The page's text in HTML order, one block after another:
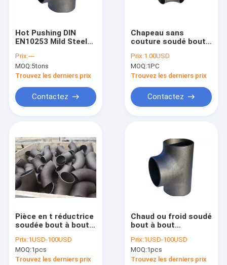
Produits
Au sujet de nous
Visite d'usine
Nouvelles
Hot Pushing DIN
EN10253 Mild Steel
Tee Reducer Cap
Prix:---
MOQ:5tons
Trouvez les derniers prix
Contactez
Chapeau sans
couture soudé bout
réducteur de pièce
en t de coude des
garnitures de tube
P265GH
Prix:1.00USD
MOQ:1PC
Trouvez les derniers prix
Contactez
Pièce en t réductrice
soudée bout à bout
des garnitures
DIN2605-1 EN10253-1
d'acier inoxydable
Prix:1USD-100USD
MOQ:1pcs
Trouvez les derniers prix
Chaud ou froid soudé
bout à bout
profondément de
2MM à de 32MM
galvanisé
Prix:1USD-100USD
MOQ:1pcs
Trouvez les derniers prix